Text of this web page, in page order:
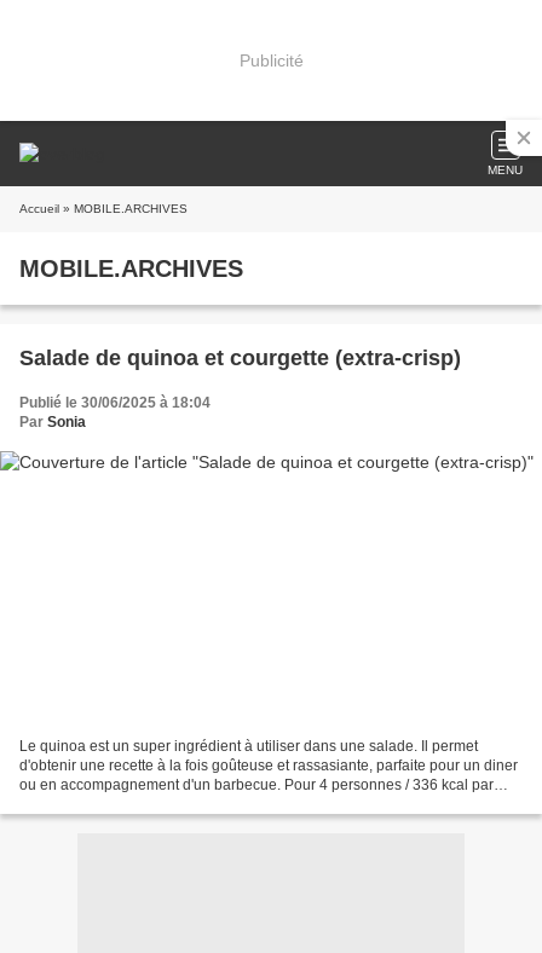
Publicité
MENU
Accueil » MOBILE.ARCHIVES
MOBILE.ARCHIVES
Salade de quinoa et courgette (extra-crisp)
Publié le 30/06/2025 à 18:04
Par Sonia
Le quinoa est un super ingrédient à utiliser dans une salade. Il permet
d'obtenir une recette à la fois goûteuse et rassasiante, parfaite pour un diner
ou en accompagnement d'un barbecue. Pour 4 personnes / 336 kcal par